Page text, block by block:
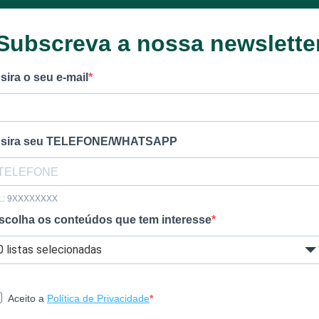
a nossa
o seu e-mail
seu TELEFONE/WHATSAPP
9XXXXXXXX
os conteúdos que tem interesse
listas selecionadas
Aceito a Política de Privacidade